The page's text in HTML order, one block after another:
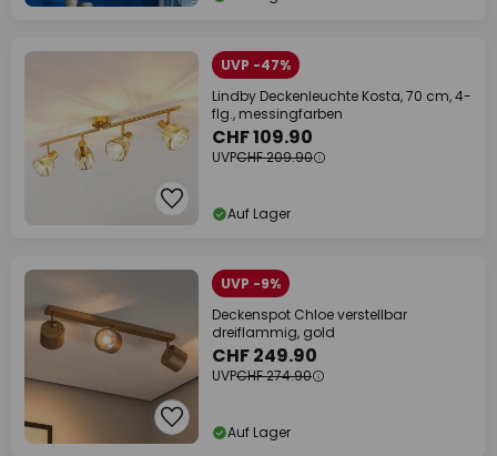
UVP -47%
Lindby Deckenleuchte Kosta, 70 cm, 4-
flg., messingfarben
CHF 109.90
UVPCHF 209.90
Auf Lager
UVP -9%
Deckenspot Chloe verstellbar
dreiflammig, gold
CHF 249.90
UVPCHF 274.90
Auf Lager